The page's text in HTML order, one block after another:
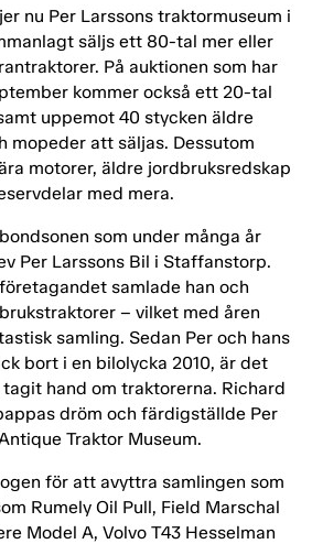
nu Per Larssons traktormuseum i
säljs ett 80-tal mer eller
På auktionen som har
kommer också ett 20-tal
uppemot 40 stycken äldre
mopeder att säljas. Dessutom
motorer, äldre jordbruksredskap
med mera.
som under många år
Per Larssons Bil i Staffanstorp.
samlade han och
– vilket med åren
samling. Sedan Per och hans
bort i en bilolycka 2010, är det
tagit hand om traktorerna. Richard
dröm och färdigställde Per
Traktor Museum.
för att avyttra samlingen som
Rumely Oil Pull, Field Marschal
Model A, Volvo T43 Hesselman